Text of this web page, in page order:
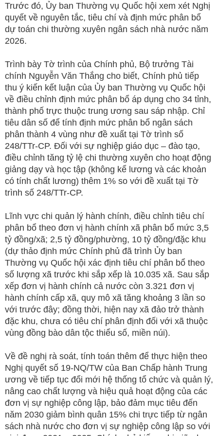
Trước đó, Ủy ban Thường vụ Quốc hội xem xét Nghị
quyết về nguyên tắc, tiêu chí và định mức phân bổ
dự toán chi thường xuyên ngân sách nhà nước năm
2026.
Trình bày Tờ trình của Chính phủ, Bộ trưởng Tài
chính Nguyễn Văn Thắng cho biết, Chính phủ tiếp
thu ý kiến kết luận của Ủy ban Thường vụ Quốc hội
về điều chỉnh định mức phân bổ áp dụng cho 34 tỉnh,
thành phố trực thuộc trung ương sau sáp nhập. Chỉ
tiêu dân số để tính định mức phân bổ ngân sách
phân thành 4 vùng như đề xuất tại Tờ trình số
248/TTr-CP. Đối với sự nghiệp giáo dục – đào tạo,
điều chỉnh tăng tỷ lệ chi thường xuyên cho hoạt động
giảng dạy và học tập (không kể lương và các khoản
có tính chất lương) thêm 1% so với đề xuất tại Tờ
trình số 248/TTr-CP.
Lĩnh vực chi quản lý hành chính, điều chỉnh tiêu chí
phân bổ theo đơn vị hành chính xã phân bổ mức 3,5
tỷ đồng/xã; 2,5 tỷ đồng/phường, 10 tỷ đồng/đặc khu
(dự thảo định mức Chính phủ đã trình Ủy ban
Thường vụ Quốc hội xác định tiêu chí phân bổ theo
số lượng xã trước khi sắp xếp là 10.035 xã. Sau sắp
xếp đơn vị hành chính cả nước còn 3.321 đơn vị
hành chính cấp xã, quy mô xã tăng khoảng 3 lần so
với trước đây; đồng thời, hiện nay xã đảo trở thành
đặc khu, chưa có tiêu chí phân định đối với xã thuộc
vùng đồng bào dân tộc thiểu số, miền núi).
Về đề nghị rà soát, tính toán thêm để thực hiện theo
Nghị quyết số 19-NQ/TW của Ban Chấp hành Trung
ương về tiếp tục đổi mới hệ thống tổ chức và quản lý,
nâng cao chất lượng và hiệu quả hoạt động của các
đơn vị sự nghiệp công lập, bảo đảm mục tiêu đến
năm 2030 giảm bình quân 15% chi trực tiếp từ ngân
sách nhà nước cho đơn vị sự nghiệp công lập so với